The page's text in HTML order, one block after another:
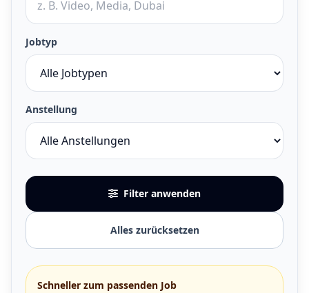
Jobtyp
Anstellung
Filter anwenden
Alles zurücksetzen
Schneller zum passenden Job